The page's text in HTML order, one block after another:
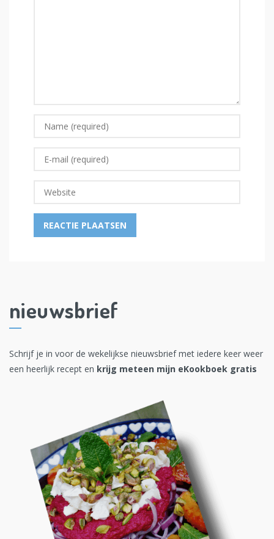
nieuwsbrief
Schrijf je in voor de wekelijkse nieuwsbrief met iedere keer weer
een heerlijk recept en krijg meteen mijn eKookboek gratis